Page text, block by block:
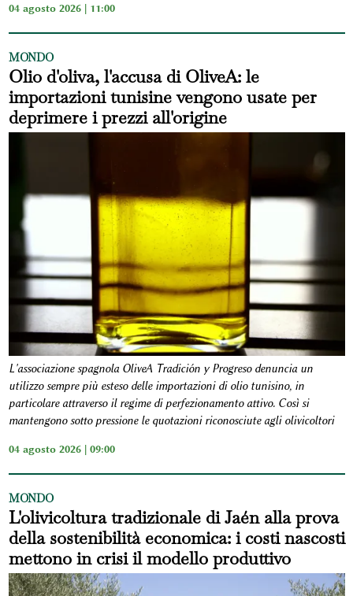
04 agosto 2026 | 11:00
MONDO
Olio d'oliva, l'accusa di OliveA: le
importazioni tunisine vengono usate per
deprimere i prezzi all'origine
L'associazione spagnola OliveA Tradición y Progreso denuncia un
utilizzo sempre più esteso delle importazioni di olio tunisino, in
particolare attraverso il regime di perfezionamento attivo. Così si
mantengono sotto pressione le quotazioni riconosciute agli olivicoltori
04 agosto 2026 | 09:00
MONDO
L'olivicoltura tradizionale di Jaén alla prova
della sostenibilità economica: i costi nascosti
mettono in crisi il modello produttivo